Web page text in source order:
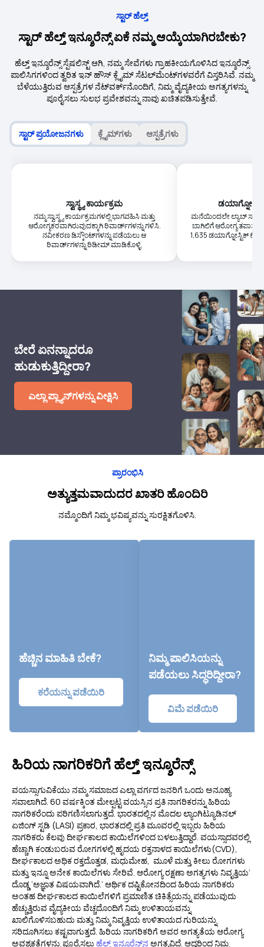
ಸ್ಟಾರ್ ಹೆಲ್ತ್
ಸ್ಟಾರ್ ಹೆಲ್ತ್ ಇನ್ಶೂರೆನ್ಸ್ ಏಕೆ ನಮ್ಮ ಆಯ್ಕೆಯಾಗಿರಬೇಕು?
ಹೆಲ್ತ್ ಇನ್ಶೂರೆನ್ಸ್ ಸ್ಪೆಷಲಿಸ್ಟ್ ಆಗಿ, ನಮ್ಮ ಸೇವೆಗಳು ಗ್ರಾಹಕೀಯಗೊಳಿಸಿದ ಇನ್ಶೂರೆನ್ಸ್
ಪಾಲಿಸಿಗಗಳಿಂದ ತ್ವರಿತ ಇನ್ ಹೌಸ್ ಕ್ಲೈಮ್ ಸೆಟಲ್‌ಮೆಂಟ್‌ಗಳವರೆಗೆ ವಿಸ್ತರಿಸಿವೆ. ನಮ್ಮ
ಬೆಳೆಯುತ್ತಿರುವ ಆಸ್ಪತ್ರೆಗಳ ನೆಟ್‌ವರ್ಕ್‌ನೊಂದಿಗೆ, ನಿಮ್ಮ ವೈದ್ಯಕೀಯ ಅಗತ್ಯಗಳನ್ನು
ಪೂರೈಸಲು ಸುಲಭ ಪ್ರವೇಶವನ್ನು ನಾವು ಖಚಿತಪಡಿಸುತ್ತೇವೆ.
ಸ್ಟಾರ್ ಪ್ರಯೋಜನಗಳು ಕ್ಲೈಮ್‌ಗಳು ಆಸ್ಪತ್ರೆಗಳು
ಸ್ವಾಸ್ಥ್ಯ ಕಾರ್ಯಕ್ರಮ
ನಮ್ಮ ಸ್ವಾಸ್ಥ್ಯ ಕಾರ್ಯಕ್ರಮಗಳಲ್ಲಿ ಭಾಗವಹಿಸಿ ಮತ್ತು
ಆರೋಗ್ಯಕರವಾಗಿರುವುದಕ್ಕಾಗಿ ರಿವಾರ್ಡ್‌ಗಳನ್ನು ಗಳಿಸಿ.
ನವೀಕರಣ ಡಿಸ್ಕೌಂಟ್‌ಗಳನ್ನು ಪಡೆಯಲು ಆ
ರಿವಾರ್ಡ್‌ಗಳನ್ನು ರಿಡೀಮ್ ಮಾಡಿಕೊಳ್ಳಿ.
ಡಯಾಗ್ನೋಸ್ಟಿಕ್
ಮನೆಯಿಂದಲೇ ಲ್ಯಾಬ್
ಬಾಗಿಲಿಗೆ ಆರೋಗ್ಯ
1,635 ಡಯಾಗ್ನೋಸ್ಟಿಕ್
ಬೇರೆ ಏನನ್ನಾದರೂ
ಹುಡುಕುತ್ತಿದ್ದೀರಾ?
ಎಲ್ಲಾ ಪ್ಲ್ಯಾನ್‌ಗಳನ್ನು ವೀಕ್ಷಿಸಿ
ಪ್ರಾರಂಭಿಸಿ
ಅತ್ಯುತ್ತಮವಾದುದರ ಖಾತರಿ ಹೊಂದಿರಿ
ನಮ್ಮೊಂದಿಗೆ ನಿಮ್ಮ ಭವಿಷ್ಯವನ್ನು ಸುರಕ್ಷಿತಗೊಳಿಸಿ.
ಹೆಚ್ಚಿನ ಮಾಹಿತಿ ಬೇಕೆ?
ಕರೆಯನ್ನು ಪಡೆಯಿರಿ
ನಿಮ್ಮ ಪಾಲಿಸಿಯನ್ನು
ಪಡೆಯಲು ಸಿದ್ಧರಿದ್ದೀರಾ?
ವಿಮೆ ಪಡೆಯಿರಿ
ಹಿರಿಯ ನಾಗರಿಕರಿಗೆ ಹೆಲ್ತ್ ಇನ್ಶೂರೆನ್ಸ್
ವಯಸ್ಸಾಗುವಿಕೆಯು ನಮ್ಮ ಸಮಾಜದ ಎಲ್ಲಾ ವರ್ಗದ ಜನರಿಗೆ ಒಂದು ಅನೂಹ್ಯ
ಸವಾಲಾಗಿದೆ. 60 ವರ್ಷಕ್ಕಿಂತ ಮೇಲ್ಪಟ್ಟ ವಯಸ್ಸಿನ ಪ್ರತಿ ನಾಗರಿಕರನ್ನು ಹಿರಿಯ
ನಾಗರಿಕರೆಂದು ಪರಿಗಣಿಸಲಾಗುತ್ತದೆ. ಭಾರತದಲ್ಲಿನ ಮೊದಲ ಲ್ಯಾಂಗಿಟ್ಯೂಡಿನಲ್
ಏಜಿಂಗ್ ಸ್ಟಡಿ (LASI) ಪ್ರಕಾರ, ಭಾರತದಲ್ಲಿ ಪ್ರತಿ ಮೂವರಲ್ಲಿ ಇಬ್ಬರು ಹಿರಿಯ
ನಾಗರಿಕರು ಕೆಲವು ದೀರ್ಘಕಾಲದ ಕಾಯಿಲೆಗಳಿಂದ ಬಳಲುತ್ತಿದ್ದಾರೆ. ವಯಸ್ಸಾದವರಲ್ಲಿ
ಹೆಚ್ಚಾಗಿ ಕಂಡುಬರುವ ರೋಗಗಳಲ್ಲಿ ಹೃದಯ ರಕ್ತನಾಳದ ಕಾಯಿಲೆಗಳು(CVD),
ದೀರ್ಘಕಾಲದ ಅಧಿಕ ರಕ್ತದೊತ್ತಡ, ಮಧುಮೇಹ, ಮೂಳೆ ಮತ್ತು ಕೀಲು ರೋಗಗಳು
ಮತ್ತು ಇನ್ನೂ ಅನೇಕ ಕಾಯಿಲೆಗಳು ಸೇರಿವೆ. ಆರೋಗ್ಯ ರಕ್ಷಣಾ ಅಗತ್ಯಗಳು ನಿವೃತ್ತಿಯ’
ದೊಡ್ಡ ‘ಅಜ್ಞಾತ ವಿಷಯವಾಗಿದೆ.’ ಆರ್ಥಿಕ ದಷ್ಟಿಕೋನದಿಂದ ಹಿರಿಯ ನಾಗರಿಕರು
ಅಂತಹ ದೀರ್ಘಕಾಲದ ಕಾಯಿಲೆಗಳಿಗೆ ಪ್ರಮಾಣಿತ ಚಿಕಿತ್ಸೆಯನ್ನು ಪಡೆಯುವುದು
ಹೆಚ್ಚುತ್ತಿರುವ ವೈದ್ಯಕೀಯ ವೆಚ್ಚದೊಂದಿಗೆ ನಿಮ್ಮ ಉಳಿತಾಯವನ್ನು
ಖಾಲಿಗೊಳಿಸಬಹುದು ಮತ್ತು ನಿಮ್ಮ ನಿವೃತ್ತಿಯ ಉಳಿತಾಯದ ಗುರಿಯನ್ನು
ಸರಿದೂಗಿಸಲು ಕಷ್ಟವಾಗುತ್ತದೆ. ಹಿರಿಯ ನಾಗರಿಕರಿಗೆ ಅವರ ಅಗತ್ಯತೆಯ ಆರೋಗ್ಯ
ಅವಶ್ಯಕತೆಗಳನ್ನು ಪೂರೈಸಲು ಹೆಲ್ತ್ ಇನ್ಶೂರೆನ್ಸ್‌ನ ಅಗತ್ಯವಿದೆ. ಆದ್ದರಿಂದ ನಿಮ್ಮ